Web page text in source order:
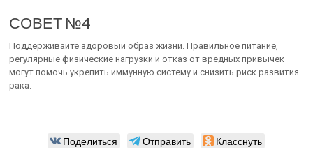
СОВЕТ №4
Поддерживайте здоровый образ жизни. Правильное питание,
регулярные физические нагрузки и отказ от вредных привычек
могут помочь укрепить иммунную систему и снизить риск развития
рака.
Поделиться Отправить Класснуть